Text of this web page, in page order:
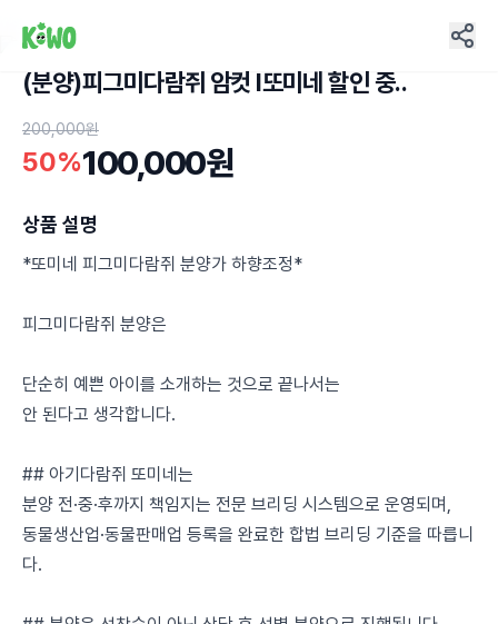
(분양)피그미다람쥐 암컷 I또미네 할인 중..
200,000원
50%100,000원
상품 설명
*또미네 피그미다람쥐 분양가 하향조정*
피그미다람쥐 분양은
단순히 예쁜 아이를 소개하는 것으로 끝나서는
안 된다고 생각합니다.
## 아기다람쥐 또미네는
분양 전·중·후까지 책임지는 전문 브리딩 시스템으로 운영되며,
동물생산업·동물판매업 등록을 완료한 합법 브리딩 기준을 따릅니
다.